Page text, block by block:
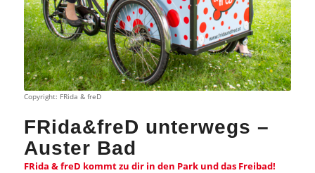
Copyright: FRida & freD
FRida&freD unterwegs –
Auster Bad
FRida & freD kommt zu dir in den Park und das Freibad!